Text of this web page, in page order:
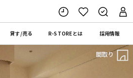
貸す/売る R-STOREとは 採用情報
間取り